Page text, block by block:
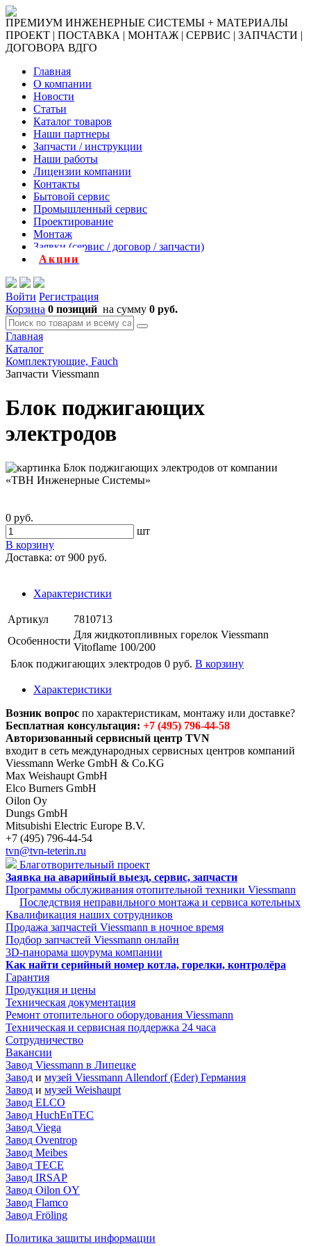
ПРЕМИУМ ИНЖЕНЕРНЫЕ СИСТЕМЫ + МАТЕРИАЛЫ
ПРОЕКТ | ПОСТАВКА | МОНТАЖ | СЕРВИС | ЗАПЧАСТИ |
ДОГОВОРА ВДГО
Главная
О компании
Новости
Статьи
Каталог товаров
Наши партнеры
Запчасти / инструкции
Наши работы
Лицензии компании
Контакты
Бытовой сервис
Промышленный сервис
Проектирование
Монтаж
Заявки (сервис / договор / запчасти)
Акции
Войти Регистрация
Корзина 0 позиций на сумму 0 руб.
Главная
Каталог
Комплектующие, Fauch
Запчасти Viessmann
Блок поджигающих
электродов
0 руб.
шт
В корзину
Доставка: от 900 руб.
Характеристики
Артикул
7810713
Особенности
Для жидкотопливных горелок Viessmann
Vitoflame 100/200
Блок поджигающих электродов 0 руб. В корзину
Характеристики
Возник вопрос по характеристикам, монтажу или доставке?
Бесплатная консультация: +7 (495) 796-44-58
Авторизованный сервисный центр TVN
входит в сеть международных сервисных центров компаний
Viessmann Werke GmbH & Co.KG
Max Weishaupt GmbH
Elco Burners GmbH
Oilon Oy
Dungs GmbH
Mitsubishi Electric Europe B.V.
+7 (495) 796-44-54
tvn@tvn-teterin.ru
Благотворительный проект
Заявка на аварийный выезд, сервис, запчасти
Программы обслуживания отопительной техники Viessmann
Последствия неправильного монтажа и сервиса котельных
Квалификация наших сотрудников
Продажа запчастей Viessmann в ночное время
Подбор запчастей Viessmann онлайн
3D-панорама шоурума компании
Как найти серийный номер котла, горелки, контролёра
Гарантия
Продукция и цены
Техническая документация
Ремонт отопительного оборудования Viessmann
Техническая и сервисная поддержка 24 часа
Сотрудничество
Вакансии
Завод Viessmann в Липецке
Завод и музей Viessmann Allendorf (Eder) Германия
Завод и музей Weishaupt
Завод ELCO
Завод HuchEnTEC
Завод Viega
Завод Oventrop
Завод Meibes
Завод TECE
Завод IRSAP
Завод Oilon OY
Завод Flamco
Завод Fröling
Политика защиты информации